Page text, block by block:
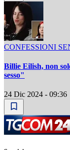
CONFESSIONI
Billie Eilish, non
sesso"
24 Dic 2024 - 09:36